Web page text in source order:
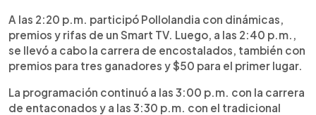
A las 2:20 p.m. participó Pollolandia con dinámicas,
premios y rifas de un Smart TV. Luego, a las 2:40 p.m.,
se llevó a cabo la carrera de encostalados, también con
premios para tres ganadores y $50 para el primer lugar.
La programación continuó a las 3:00 p.m. con la carrera
de entaconados y a las 3:30 p.m. con el tradicional